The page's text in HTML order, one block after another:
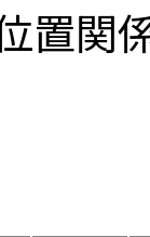
置関